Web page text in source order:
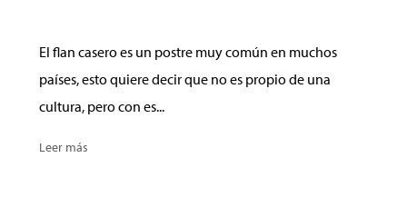
El flan casero es un postre muy común en muchos
países, esto quiere decir que no es propio de una
cultura, pero con es...
Leer más